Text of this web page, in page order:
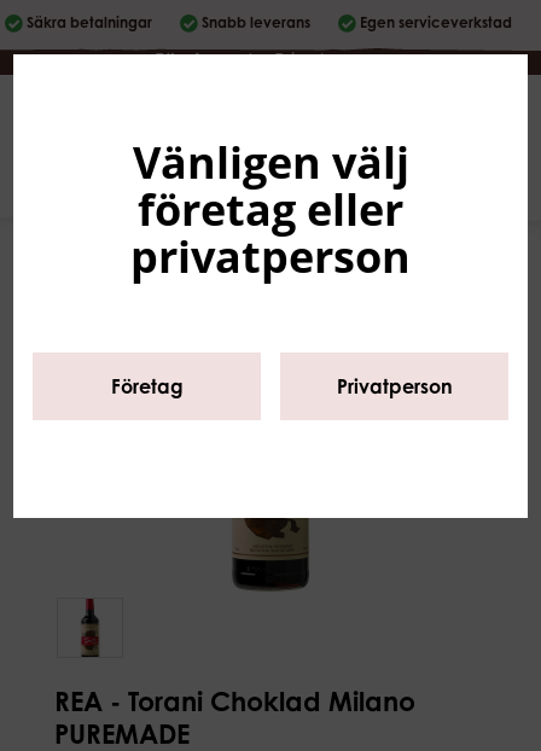
Säkra betalningar Snabb leverans Egen serviceverkstad
Företag | Privatperson
0
REA - Torani Choklad Milano
PUREMADE
Vänligen välj
företag eller
privatperson
Företag Privatperson